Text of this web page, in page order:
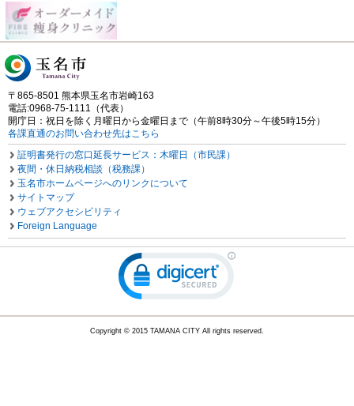
〒865-8501 熊本県玉名市岩崎163
電話:0968-75-1111（代表）
開庁日：祝日を除く月曜日から金曜日まで（午前8時30分～午後5時15分）
各課直通のお問い合わせ先はこちら
証明書発行の窓口延長サービス：木曜日（市民課）
夜間・休日納税相談（税務課）
玉名市ホームページへのリンクについて
サイトマップ
ウェブアクセシビリティ
Foreign Language
Copyright © 2015 TAMANA CITY All rights reserved.